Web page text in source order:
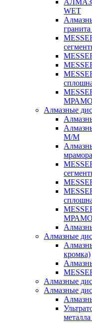
WET
Алмазные
M/M
Алмазные
кромка)
Алмазные
Алмазные